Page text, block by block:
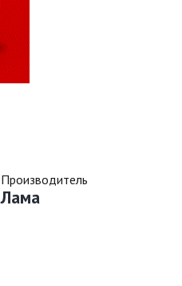
Производитель
Лама